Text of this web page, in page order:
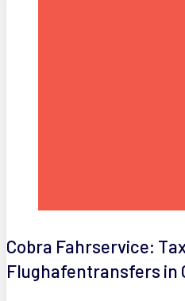
Cobra Fahrservice:
Flughafentransfers in